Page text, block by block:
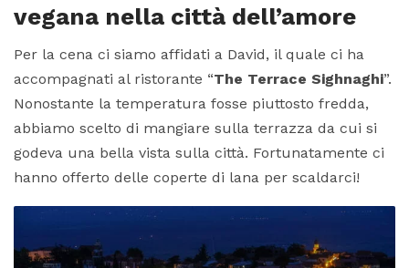
vegana nella città dell’amore
Per la cena ci siamo affidati a David, il quale ci ha
accompagnati al ristorante “The Terrace Sighnaghi”.
Nonostante la temperatura fosse piuttosto fredda,
abbiamo scelto di mangiare sulla terrazza da cui si
godeva una bella vista sulla città. Fortunatamente ci
hanno offerto delle coperte di lana per scaldarci!